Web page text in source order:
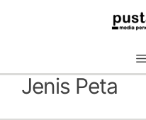
Jenis Peta